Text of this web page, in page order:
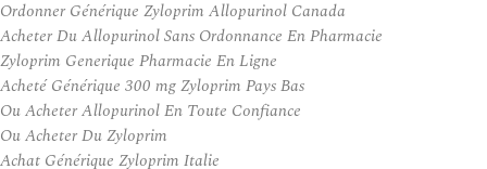
Ordonner Générique Zyloprim Allopurinol Canada
Acheter Du Allopurinol Sans Ordonnance En Pharmacie
Zyloprim Generique Pharmacie En Ligne
Acheté Générique 300 mg Zyloprim Pays Bas
Ou Acheter Allopurinol En Toute Confiance
Ou Acheter Du Zyloprim
Achat Générique Zyloprim Italie